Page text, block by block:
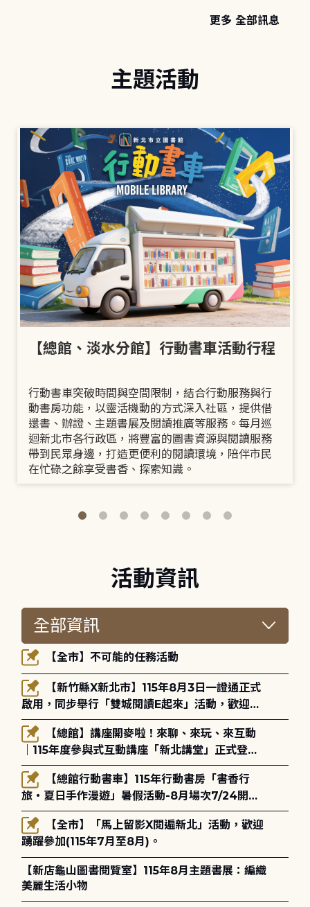
更多 全部訊息
主題活動
【總館、淡水分館】行動書車活動行程
行動書車突破時間與空間限制，結合行動服務與行
動書房功能，以靈活機動的方式深入社區，提供借
還書、辦證、主題書展及閱讀推廣等服務。每月巡
迴新北市各行政區，將豐富的圖書資源與閱讀服務
帶到民眾身邊，打造更便利的閱讀環境，陪伴市民
在忙碌之餘享受書香、探索知識。
活動資訊
【全市】不可能的任務活動
啟用，同步舉行「雙城閱讀E起來」活動，歡迎踴
躍參加(115年8月3日至10月4日)。
｜115年度參與式互動講座「新北講堂」正式登
場！
旅・夏日手作漫遊」暑假活動-8月場次7/24開始
報名
踴躍參加(115年7月至8月)。
【新店龜山圖書閱覽室】115年8月主題書展：編織
美麗生活小物